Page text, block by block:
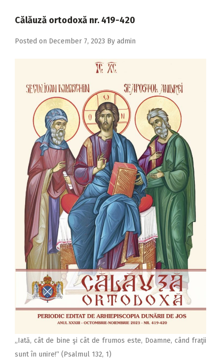
2017
2016
Călăuză ortodoxă nr. 419-420
Posted on December 7, 2023 By admin
„Iată, cât de bine şi cât de frumos este, Doamne, când fraţii
sunt în unire!“ (Psalmul 132, 1)